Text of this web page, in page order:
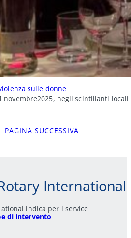
sulle donne
novembre2025, negli scintillanti
Voice
PAGINA SUCCESSIVA
International
indica per i service
di intervento